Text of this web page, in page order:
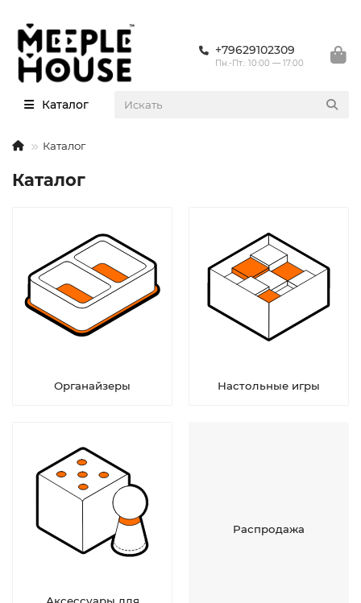
+79629102309
Пн.-Пт.: 10:00 — 17:00
Каталог
Каталог
Каталог
Органайзеры Настольные игры
Распродажа